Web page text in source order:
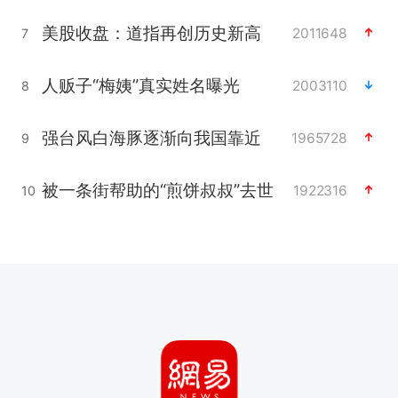
7 美股收盘：道指再创历史新高 2011648
8 人贩子“梅姨”真实姓名曝光 2003110
9 强台风白海豚逐渐向我国靠近 1965728
10 被一条街帮助的“煎饼叔叔”去世 1922316